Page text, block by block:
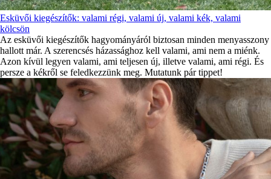
Esküvői kiegészítők: valami régi, valami új, valami kék, valami
kölcsön
Az esküvői kiegészítők hagyományáról biztosan minden menyasszony
hallott már. A szerencsés házassághoz kell valami, ami nem a miénk.
Azon kívül legyen valami, ami teljesen új, illetve valami, ami régi. És
persze a kékről se feledkezzünk meg. Mutatunk pár tippet!